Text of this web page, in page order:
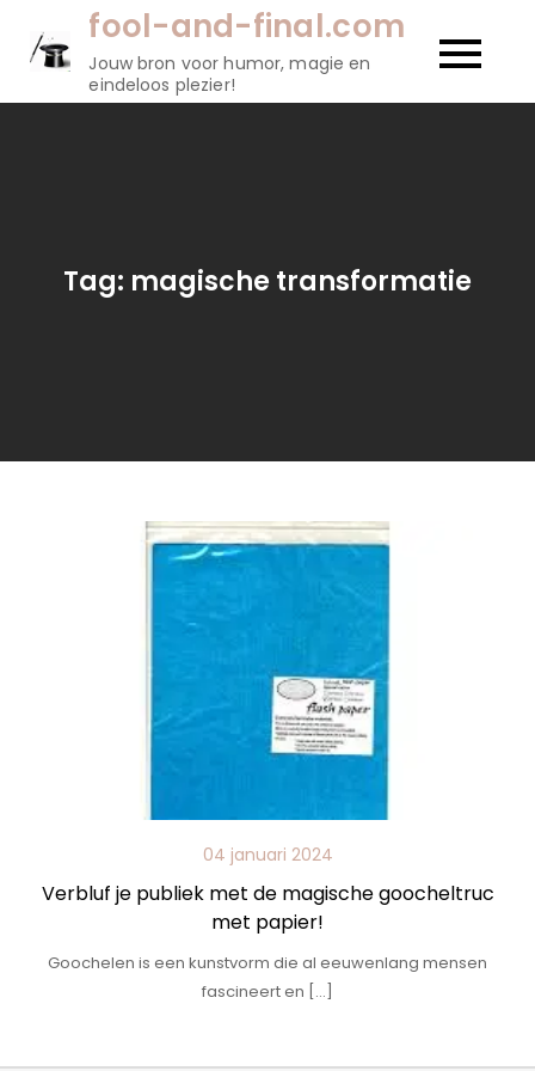
fool-and-final.com
Jouw bron voor humor, magie en
eindeloos plezier!
Tag: magische transformatie
04 januari 2024
Verbluf je publiek met de magische goocheltruc
met papier!
Goochelen is een kunstvorm die al eeuwenlang mensen
fascineert en […]